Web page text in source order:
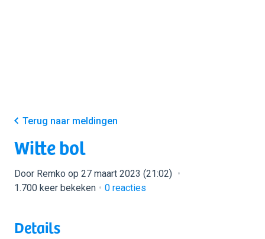
Terug naar meldingen
Witte bol
Door Remko op 27 maart 2023 (21:02)
1.700 keer bekeken
0 reacties
Details